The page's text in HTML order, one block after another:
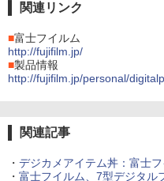
関連リンク
■富士フイルム
http://fujifilm.jp/
■製品情報
http://fujifilm.jp/personal/
関連記事
・ デジカメアイテム丼：富士
・ 富士フイルム、7型デジタル